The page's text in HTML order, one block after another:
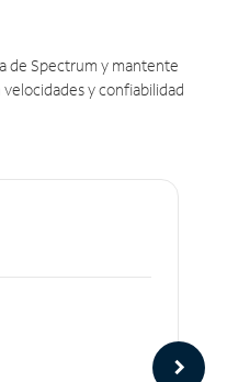
de Spectrum y mantente
y confiabilidad